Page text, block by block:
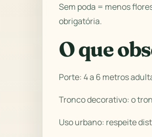
Sem poda = menos
obrigatória.
O que
Porte: 4 a 6 metros
Tronco decorativo: o
Uso urbano: respeite